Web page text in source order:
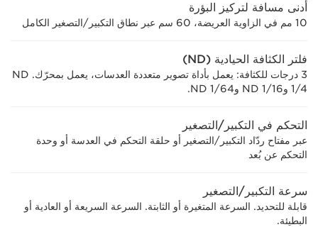
أدنى مسافة لتركيز البؤرة
10 مم في الزاوية العريضة، 60 سم عبر نطاق التكبير/التصغير الكامل
فلتر الكثافة الحيادية (ND)
3 درجات للكثافة: يعمل بأداة تصوير متعددة العدسات، يعمل بمحرّك. ND
1/4 وND 1/16 وND 1/64.
التحكم في التكبير/التصغير
عبر مفتاح ردّاد التكبير/التصغير أو حلقة التحكم في العدسة أو وحدة
التحكم عن بُعد
سرعة التكبير/التصغير
قابلة للتحديد. السرعة المتغيرة أو الثابتة. السرعة السريعة أو العادية أو
البطيئة.